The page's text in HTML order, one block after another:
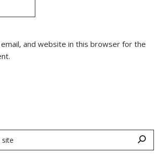
email, and website in this browser for the